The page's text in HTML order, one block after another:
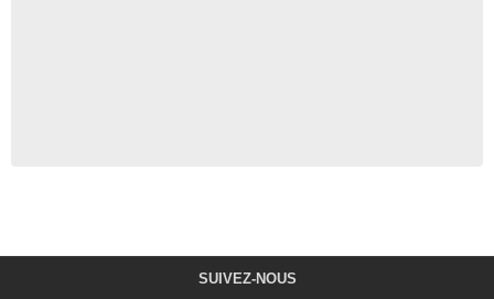
SUIVEZ-NOUS